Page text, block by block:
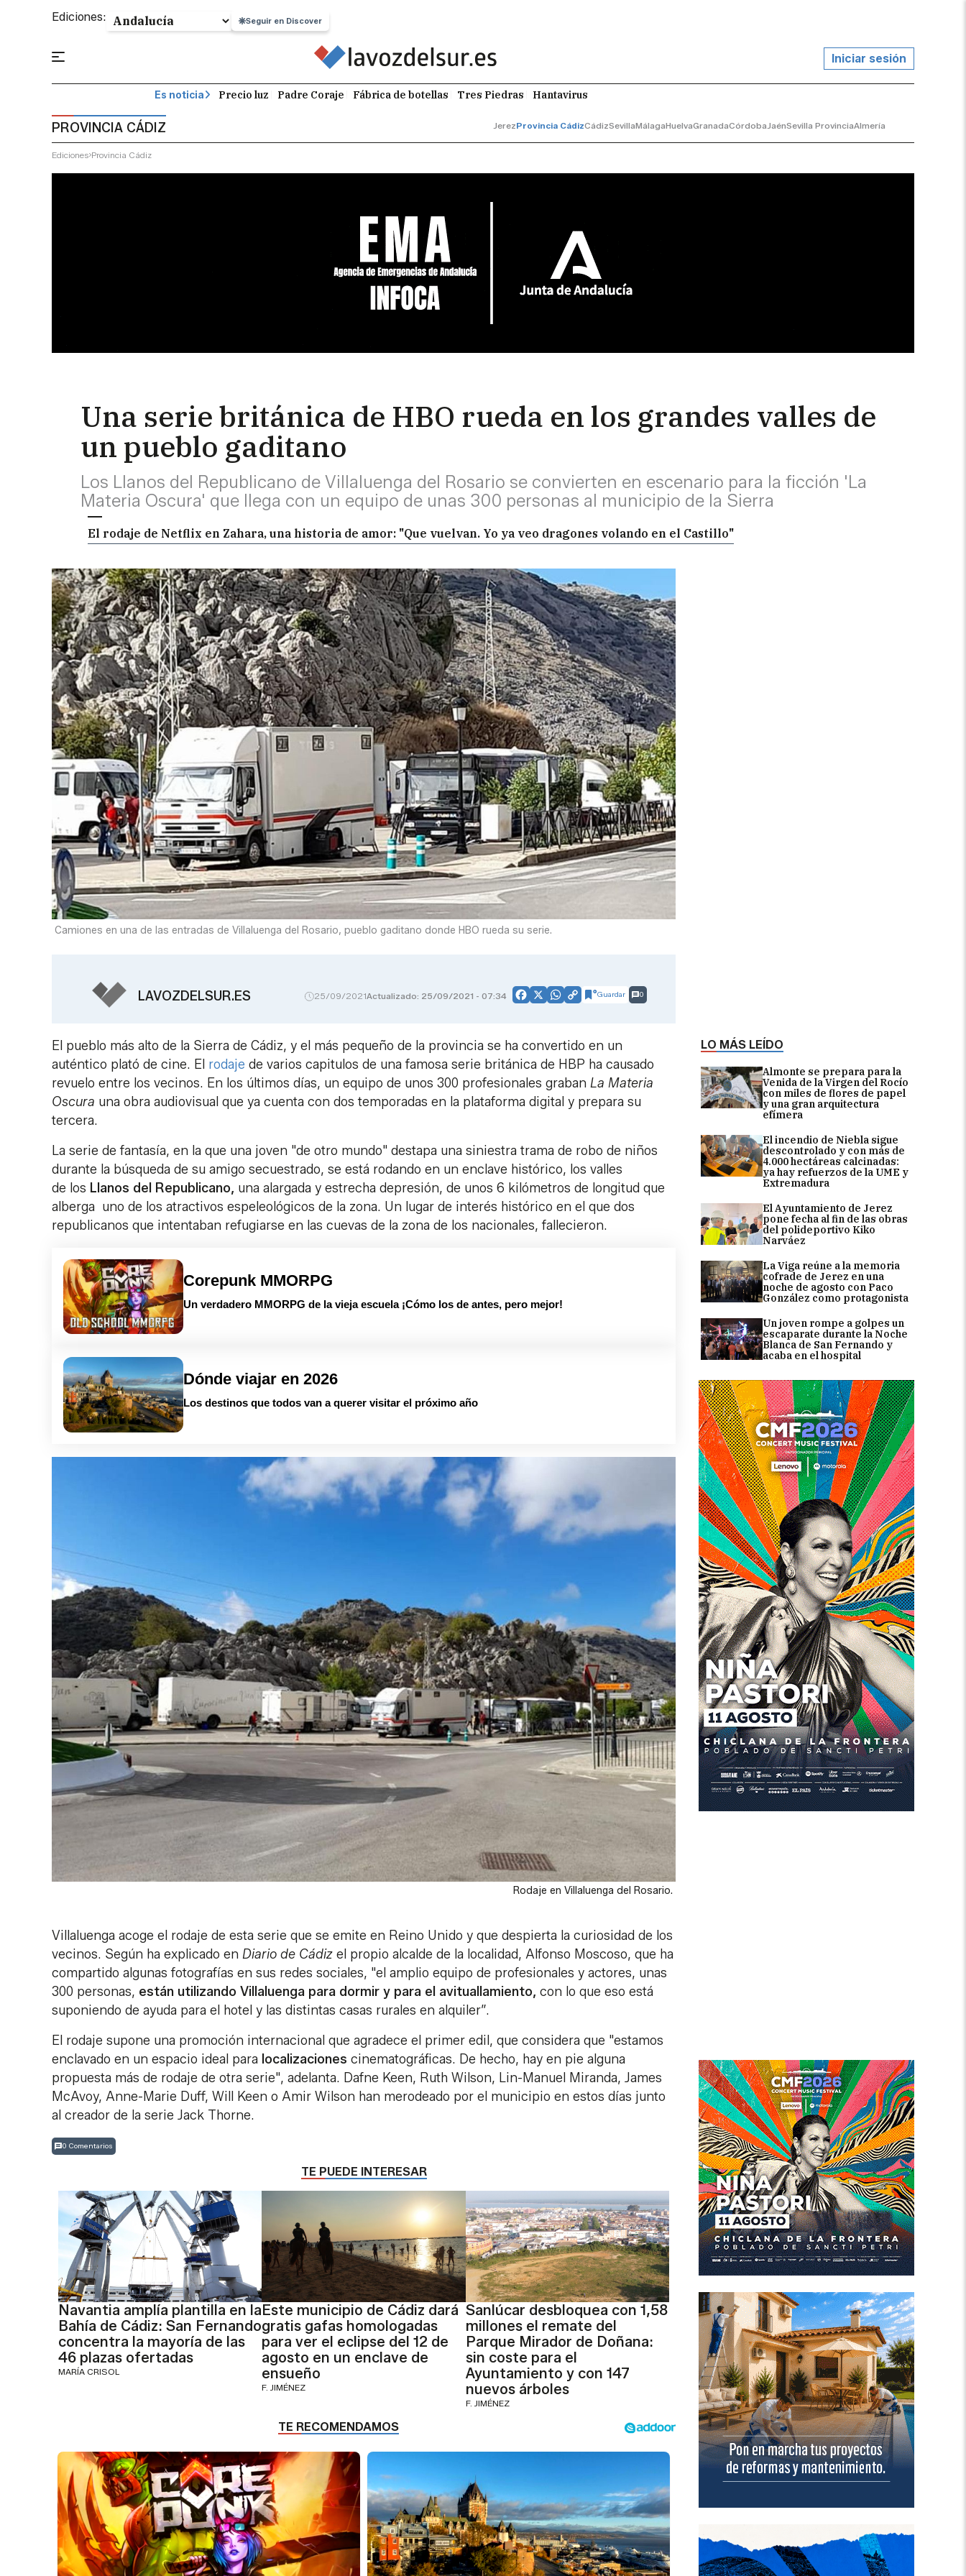
Ediciones: Seguir en Discover
Iniciar sesión
Es noticia Precio luz Padre Coraje Fábrica de botellas Tres Piedras Hantavirus
PROVINCIA CÁDIZ JerezProvincia CádizCádizSevillaMálagaHuelvaGranadaCórdobaJaénSevilla ProvinciaAlmería
Ediciones Provincia Cádiz
Una serie británica de HBO rueda en los grandes valles de
un pueblo gaditano
Los Llanos del Republicano de Villaluenga del Rosario se convierten en escenario para la ficción 'La
Materia Oscura' que llega con un equipo de unas 300 personas al municipio de la Sierra
El rodaje de Netflix en Zahara, una historia de amor: "Que vuelvan. Yo ya veo dragones volando en el Castillo"
LO MÁS LEÍDO
Almonte se prepara para la
Venida de la Virgen del Rocío
con miles de flores de papel
y una gran arquitectura
efímera
El incendio de Niebla sigue
descontrolado y con más de
4.000 hectáreas calcinadas:
ya hay refuerzos de la UME y
Extremadura
El Ayuntamiento de Jerez
pone fecha al fin de las obras
del polideportivo Kiko
Narváez
La Viga reúne a la memoria
cofrade de Jerez en una
noche de agosto con Paco
González como protagonista
Un joven rompe a golpes un
escaparate durante la Noche
Blanca de San Fernando y
acaba en el hospital
Camiones en una de las entradas de Villaluenga del Rosario, pueblo gaditano donde HBO rueda su serie.
LAVOZDELSUR.ES 25/09/2021Actualizado: 25/09/2021 - 07:34 Facebook
X WhatsApp
CopyGuardar 0
El pueblo más alto de la Sierra de Cádiz, y el más pequeño de la provincia se ha convertido en un
auténtico plató de cine. El rodaje de varios capitulos de una famosa serie británica de HBP ha causado
revuelo entre los vecinos. En los últimos días, un equipo de unos 300 profesionales graban La Materia
Oscura una obra audiovisual que ya cuenta con dos temporadas en la plataforma digital y prepara su
tercera.
La serie de fantasía, en la que una joven "de otro mundo" destapa una siniestra trama de robo de niños
durante la búsqueda de su amigo secuestrado, se está rodando en un enclave histórico, los valles
de los Llanos del Republicano, una alargada y estrecha depresión, de unos 6 kilómetros de longitud que
alberga uno de los atractivos espeleológicos de la zona. Un lugar de interés histórico en el que dos
republicanos que intentaban refugiarse en las cuevas de la zona de los nacionales, fallecieron.
Corepunk MMORPG
Un verdadero MMORPG de la vieja escuela ¡Cómo los de antes, pero mejor!
Dónde viajar en 2026
Los destinos que todos van a querer visitar el próximo año
Rodaje en Villaluenga del Rosario.
Villaluenga acoge el rodaje de esta serie que se emite en Reino Unido y que despierta la curiosidad de los
vecinos. Según ha explicado en Diario de Cádiz el propio alcalde de la localidad, Alfonso Moscoso, que ha
compartido algunas fotografías en sus redes sociales, "el amplio equipo de profesionales y actores, unas
300 personas, están utilizando Villaluenga para dormir y para el avituallamiento, con lo que eso está
suponiendo de ayuda para el hotel y las distintas casas rurales en alquiler”.
El rodaje supone una promoción internacional que agradece el primer edil, que considera que "estamos
enclavado en un espacio ideal para localizaciones cinematográficas. De hecho, hay en pie alguna
propuesta más de rodaje de otra serie", adelanta. Dafne Keen, Ruth Wilson, Lin-Manuel Miranda, James
McAvoy, Anne-Marie Duff, Will Keen o Amir Wilson han merodeado por el municipio en estos días junto
al creador de la serie Jack Thorne.
0 Comentarios
TE PUEDE INTERESAR
Navantia amplía plantilla en la
Bahía de Cádiz: San Fernando
concentra la mayoría de las
46 plazas ofertadas
MARÍA CRISOL
Este municipio de Cádiz dará
gratis gafas homologadas
para ver el eclipse del 12 de
agosto en un enclave de
ensueño
F. JIMÉNEZ
Sanlúcar desbloquea con 1,58
millones el remate del
Parque Mirador de Doñana:
sin coste para el
Ayuntamiento y con 147
nuevos árboles
F. JIMÉNEZ